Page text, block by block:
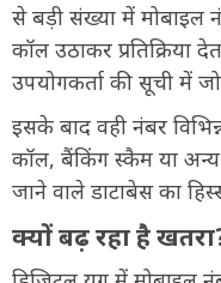
से बड़ी संख्या में मोबाइल
कॉल उठाकर प्रतिक्रिया
उपयोगकर्ता की सूची में
इसके बाद वही नंबर
कॉल, बैंकिंग स्कैम या
जाने वाले डाटाबेस का
क्यों बढ़ रहा है